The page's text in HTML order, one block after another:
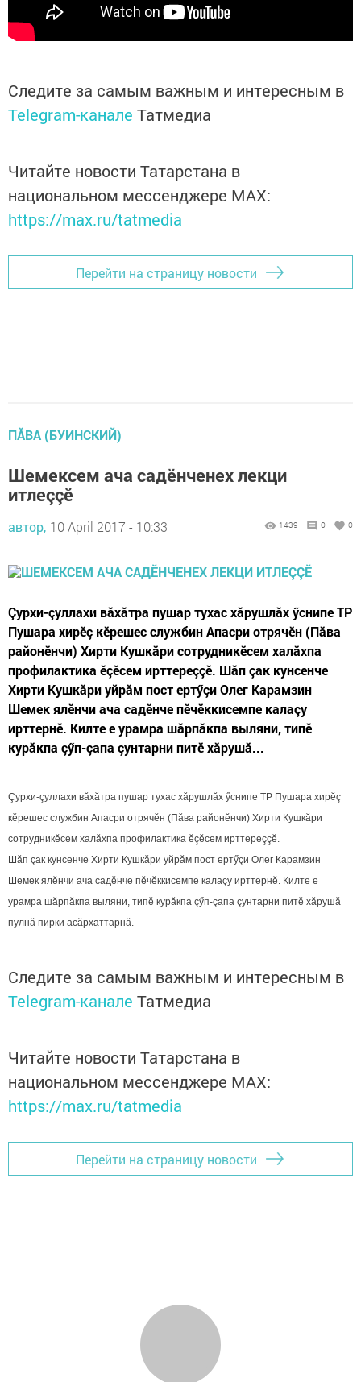
Следите за самым важным и интересным в
Telegram-канале Татмедиа
Читайте новости Татарстана в
национальном мессенджере MАХ:
https://max.ru/tatmedia
Перейти на страницу новости
ПĂВА (БУИНСКИЙ)
Шемексем ача садӗнченех лекци
итлеççӗ
автор, 10 April 2017 - 10:33 1439 0 0
Çурхи-çуллахи вăхăтра пушар тухас хăрушлăх ӳснипе ТР
Пушара хирӗç кĕрешес службин Апасри отрячӗн (Пăва
районӗнчи) Хирти Кушкăри сотрудникӗсем халăхпа
профилактика ӗçĕсем ирттереççӗ. Шăп çак кунсенче
Хирти Кушкăри уйрăм пост ертӳçи Олег Карамзин
Шемек ялӗнчи ача садӗнче пӗчӗккисемпе калаçу
ирттернӗ. Килте е урамра шăрпăкпа выляни, типӗ
курăкпа çӳп-çапа çунтарни питĕ хăрушă...
Çурхи-çуллахи вăхăтра пушар тухас хăрушлăх ӳснипе ТР Пушара хирӗç
кĕрешес службин Апасри отрячӗн (Пăва районӗнчи) Хирти Кушкăри
сотрудникӗсем халăхпа профилактика ӗçĕсем ирттереççӗ.
Шăп çак кунсенче Хирти Кушкăри уйрăм пост ертӳçи Олег Карамзин
Шемек ялӗнчи ача садӗнче пӗчӗккисемпе калаçу ирттернӗ. Килте е
урамра шăрпăкпа выляни, типӗ курăкпа çӳп-çапа çунтарни питĕ хăрушă
пулнă пирки асăрхаттарнă.
Следите за самым важным и интересным в
Telegram-канале Татмедиа
Читайте новости Татарстана в
национальном мессенджере MАХ:
https://max.ru/tatmedia
Перейти на страницу новости